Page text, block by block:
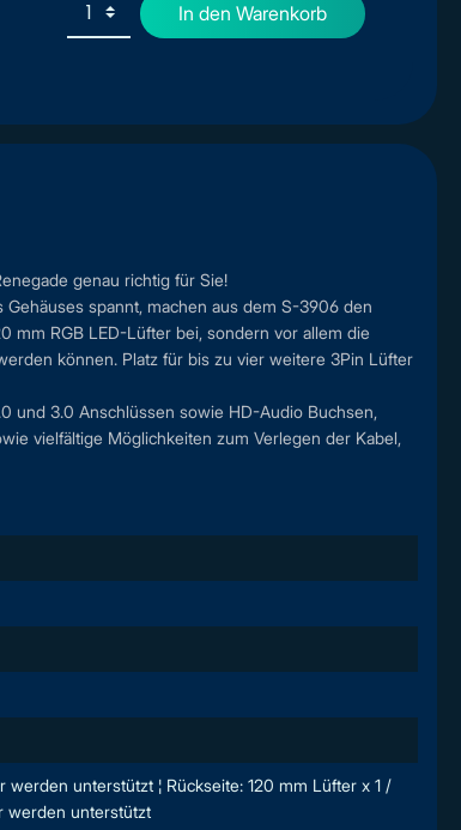
In den Warenkorb
genau richtig für Sie!
spannt, machen aus dem S-3906 den
mm RGB LED-Lüfter bei, sondern vor allem die
können. Platz für bis zu vier weitere 3Pin Lüfter
und 3.0 Anschlüssen sowie HD-Audio Buchsen,
vielfältige Möglichkeiten zum Verlegen der Kabel,
unterstützt ¦ Rückseite: 120 mm Lüfter x 1 /
werden unterstützt